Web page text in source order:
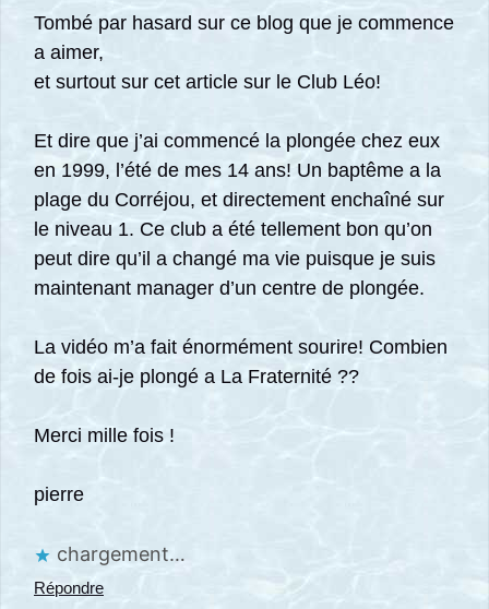
Tombé par hasard sur ce blog que je commence
a aimer,
et surtout sur cet article sur le Club Léo!
Et dire que j’ai commencé la plongée chez eux
en 1999, l’été de mes 14 ans! Un baptême a la
plage du Corréjou, et directement enchaîné sur
le niveau 1. Ce club a été tellement bon qu’on
peut dire qu’il a changé ma vie puisque je suis
maintenant manager d’un centre de plongée.
La vidéo m’a fait énormément sourire! Combien
de fois ai-je plongé a La Fraternité ??
Merci mille fois !
pierre
chargement…
Répondre